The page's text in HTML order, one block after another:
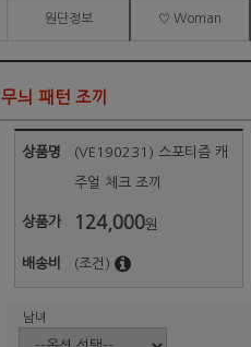
원단정보 ♡ Woman
무늬 패턴 조끼
상품명 (VE190231) 스포티즘 캐
주얼 체크 조끼
상품가 124,000원
배송비 (조건)
남녀